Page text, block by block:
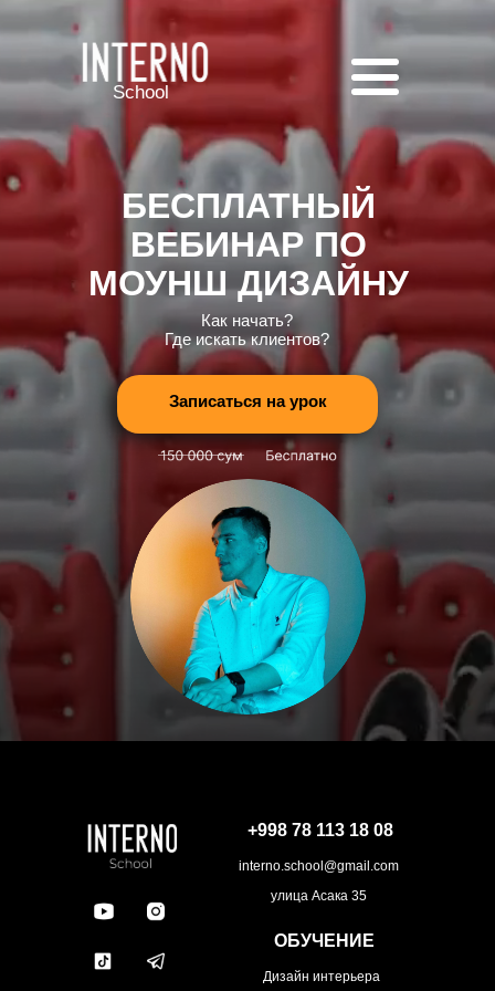
School
БЕСПЛАТНЫЙ
ВЕБИНАР ПО
МОУНШ ДИЗАЙНУ
Как начать?
Где искать клиентов?
Записаться на урок
ОБУЧЕНИЕ
+998 78 113 18 08
interno.school@gmail.com
улица Асака 35
Дизайн интерьера